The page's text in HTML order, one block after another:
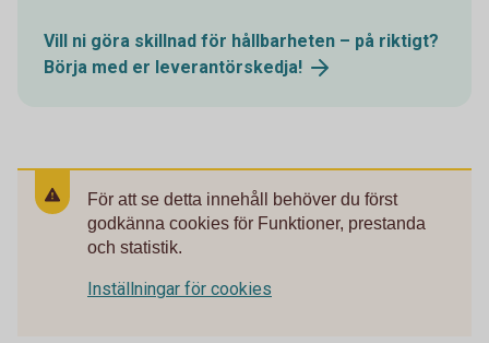
Vill ni göra skillnad för hållbarheten – på riktigt?
Börja med er leverantörskedja!
För att se detta innehåll behöver du först
godkänna cookies för Funktioner, prestanda
och statistik.
Inställningar för cookies